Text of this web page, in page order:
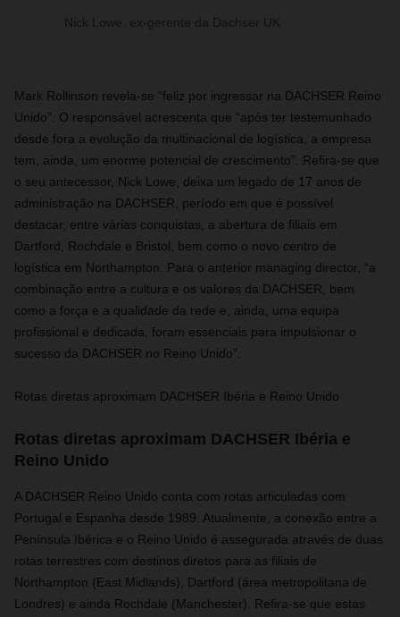
Nick Lowe, ex-gerente da Dachser UK
Mark Rollinson revela-se “feliz por ingressar na DACHSER Reino
Unido”. O responsável acrescenta que “após ter testemunhado
desde fora a evolução da multinacional de logística, a empresa
tem, ainda, um enorme potencial de crescimento”. Refira-se que
o seu antecessor, Nick Lowe, deixa um legado de 17 anos de
administração na DACHSER, período em que é possível
destacar, entre várias conquistas, a abertura de filiais em
Dartford, Rochdale e Bristol, bem como o novo centro de
logística em Northampton. Para o anterior managing director, “a
combinação entre a cultura e os valores da DACHSER, bem
como a força e a qualidade da rede e, ainda, uma equipa
profissional e dedicada, foram essenciais para impulsionar o
sucesso da DACHSER no Reino Unido”.
Rotas diretas aproximam DACHSER Ibéria e Reino Unido
Rotas diretas aproximam DACHSER Ibéria e
Reino Unido
A DACHSER Reino Unido conta com rotas articuladas com
Portugal e Espanha desde 1989. Atualmente, a conexão entre a
Península Ibérica e o Reino Unido é assegurada através de duas
rotas terrestres com destinos diretos para as filiais de
Northampton (East Midlands), Dartford (área metropolitana de
Londres) e ainda Rochdale (Manchester). Refira-se que estas